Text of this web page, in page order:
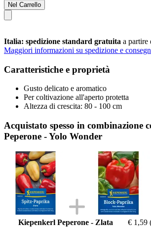
Nel Carrello
Italia: spedizione standard gratuita a partire
Maggiori informazioni su spedizione e
Caratteristiche e proprietà
Gusto delicato e aromatico
Per coltivazione all'aperto protetta
Altezza di crescita: 80 - 100 cm
Acquistato spesso in combinazione
Peperone - Yolo Wonder
Kiepenkerl Peperone - Zlata € 1,59